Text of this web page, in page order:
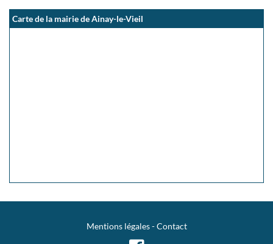
Carte de la mairie de Ainay-le-Vieil
Mentions légales-Contact